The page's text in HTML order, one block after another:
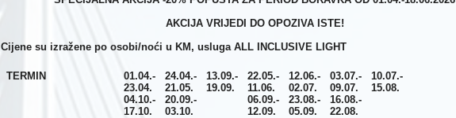
AKCIJA VRIJEDI DO OPOZIVA ISTE!
Cijene su izražene po osobi/noći u KM, usluga ALL INCLUSIVE LIGHT
TERMIN
01.04.-
23.04.
04.10.-
17.10.
24.04.-
21.05.
20.09.-
03.10.
13.09.-
19.09.
22.05.-
11.06.
06.09.-
12.09.
12.06.-
02.07.
23.08.-
05.09.
03.07.-
09.07.
16.08.-
22.08.
10.07.-
15.08.